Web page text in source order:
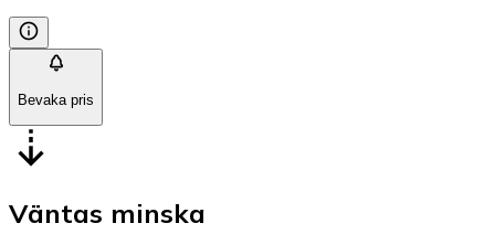
Bevaka pris
Väntas minska